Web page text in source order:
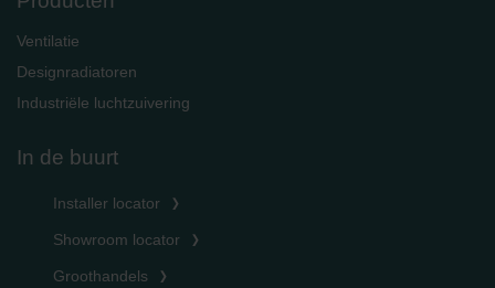
Ventilatie
Designradiatoren
Industriële luchtzuivering
In de buurt
Installer locator
Showroom locator
Groothandels